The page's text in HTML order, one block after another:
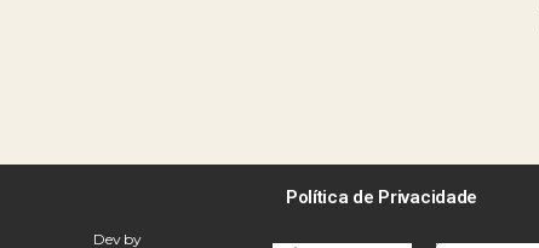
Dev by
Política de Privacidade